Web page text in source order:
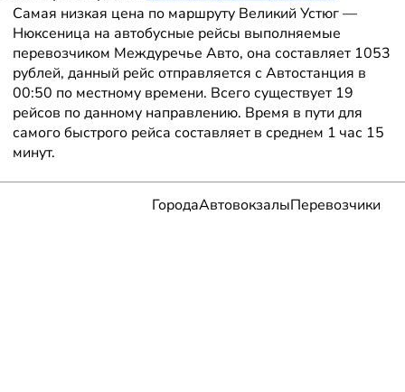
Самая низкая цена по маршруту Великий Устюг —
Нюксеница на автобусные рейсы выполняемые
перевозчиком Междуречье Авто, она составляет 1053
рублей, данный рейс отправляется с Автостанция в
00:50 по местному времени. Всего существует 19
рейсов по данному направлению. Время в пути для
самого быстрого рейса составляет в среднем 1 час 15
минут.
ГородаАвтовокзалыПеревозчики